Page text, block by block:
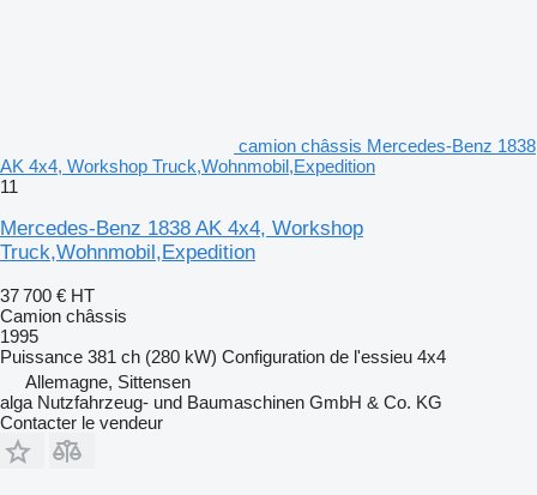
camion châssis Mercedes-Benz 1838
AK 4x4, Workshop Truck,Wohnmobil,Expedition
11
Mercedes-Benz 1838 AK 4x4, Workshop
Truck,Wohnmobil,Expedition
37 700 € HT
Camion châssis
1995
Puissance 381 ch (280 kW) Configuration de l'essieu 4x4
Allemagne, Sittensen
alga Nutzfahrzeug- und Baumaschinen GmbH & Co. KG
Contacter le vendeur